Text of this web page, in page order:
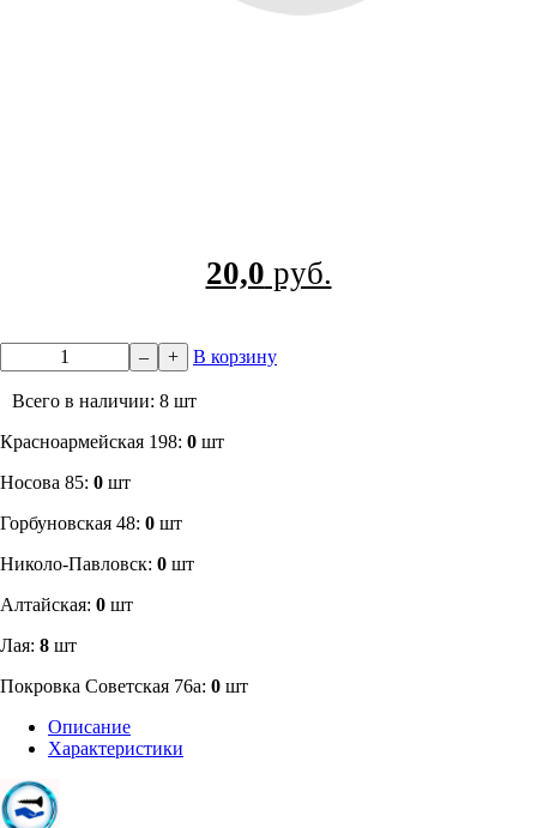
20,0 руб.
– + В корзину
Всего в наличии: 8 шт
​Красноармейская 198: 0 шт
Носова 85: 0 шт
​Горбуновская 48: 0 шт
​Николо-Павловск: 0 шт
Алтайская: 0 шт
Лая: 8 шт
Покровка Советская 76а: 0 шт
Описание
Характеристики